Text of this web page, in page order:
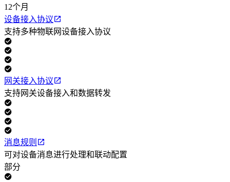
12个月
设备接入协议
支持多种物联网设备接入协议
网关接入协议
支持网关设备接入和数据转发
消息规则
可对设备消息进行处理和联动配置
部分